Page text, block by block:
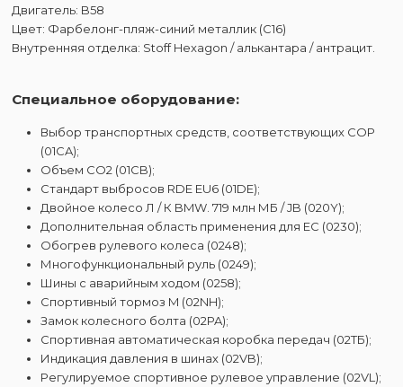
Двигатель: B58
Цвет: Фарбелонг-пляж-синий металлик (C16)
Внутренняя отделка: Stoff Hexagon / алькантара / антрацит.
Специальное оборудование:
Выбор транспортных средств, соответствующих COP
(01CA);
Объем CO2 (01CB);
Стандарт выбросов RDE EU6 (01DE);
Двойное колесо Л / К BMW. 719 млн МБ / JB (020Y);
Дополнительная область применения для ЕС (0230);
Обогрев рулевого колеса (0248);
Многофункциональный руль (0249);
Шины с аварийным ходом (0258);
Спортивный тормоз M (02NH);
Замок колесного болта (02PA);
Спортивная автоматическая коробка передач (02ТБ);
Индикация давления в шинах (02VB);
Регулируемое спортивное рулевое управление (02VL);